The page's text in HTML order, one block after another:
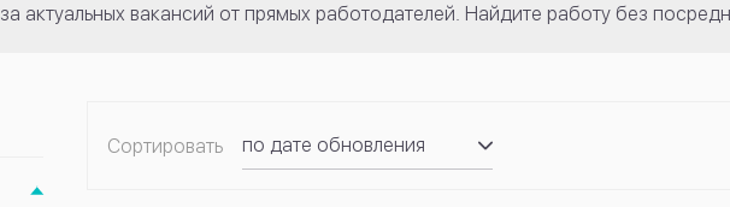
актуальных вакансий от прямых работодателей. Найдите работу без
Сортировать
по дате обновления
по рейтингу